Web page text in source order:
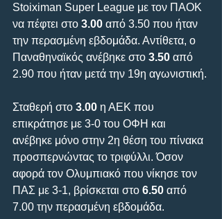
Stoiximan Super League με τον ΠΑΟΚ
να πέφτει στο 3.00 από 3.50 που ήταν
την περασμένη εβδομάδα. Αντίθετα, ο
Παναθηναϊκός ανέβηκε στο 3.50 από
2.90 που ήταν μετά την 19η αγωνιστική.
Σταθερή στο 3.00 η ΑΕΚ που
επικράτησε με 3-0 του ΟΦΗ και
ανέβηκε μόνο στην 2η θέση του πίνακα
προσπερνώντας το τριφύλλι. Όσον
αφορά τον Ολυμπιακό που νίκησε τον
ΠΑΣ με 3-1, βρίσκεται στο 6.50 από
7.00 την περασμένη εβδομάδα.